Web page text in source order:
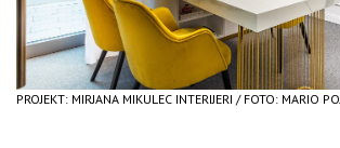
PROJEKT: MIRJANA MIKULEC INTERIJERI / FOTO: MARIO